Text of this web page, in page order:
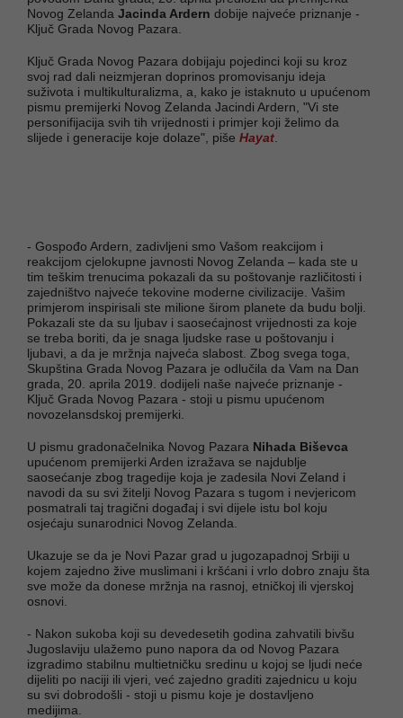
Novog Zelanda Jacinda Ardern dobije najveće priznanje -
Ključ Grada Novog Pazara.
Ključ Grada Novog Pazara dobijaju pojedinci koji su kroz
svoj rad dali neizmjeran doprinos promovisanju ideja
suživota i multikulturalizma, a, kako je istaknuto u upućenom
pismu premijerki Novog Zelanda Jacindi Ardern, "Vi ste
personifijacija svih tih vrijednosti i primjer koji želimo da
slijede i generacije koje dolaze", piše Hayat
- Gospođo Ardern, zadivljeni smo Vašom reakcijom i
reakcijom cjelokupne javnosti Novog Zelanda – kada ste u
tim teškim trenucima pokazali da su poštovanje različitosti i
zajedništvo najveće tekovine moderne civilizacije. Vašim
primjerom inspirisali ste milione širom planete da budu bolji.
Pokazali ste da su ljubav i saosećajnost vrijednosti za koje
se treba boriti, da je snaga ljudske rase u poštovanju i
ljubavi, a da je mržnja najveća slabost. Zbog svega toga,
Skupština Grada Novog Pazara je odlučila da Vam na Dan
grada, 20. aprila 2019. dodijeli naše najveće priznanje -
Ključ Grada Novog Pazara - stoji u pismu upućenom
novozelansdskoj premijerki.
U pismu gradonačelnika Novog Pazara Nihada Biševca
upućenom premijerki Arden izražava se najdublje
saosećanje zbog tragedije koja je zadesila Novi Zeland i
navodi da su svi žitelji Novog Pazara s tugom i nevjericom
posmatrali taj tragični događaj i svi dijele istu bol koju
osjećaju sunarodnici Novog Zelanda.
Ukazuje se da je Novi Pazar grad u jugozapadnoj Srbiji u
kojem zajedno žive muslimani i kršćani i vrlo dobro znaju šta
sve može da donese mržnja na rasnoj, etničkoj ili vjerskoj
osnovi.
- Nakon sukoba koji su devedesetih godina zahvatili bivšu
Jugoslaviju ulažemo puno napora da od Novog Pazara
izgradimo stabilnu multietničku sredinu u kojoj se ljudi neće
dijeliti po naciji ili vjeri, već zajedno graditi zajednicu u koju
su svi dobrodošli - stoji u pismu koje je dostavljeno
medijima.